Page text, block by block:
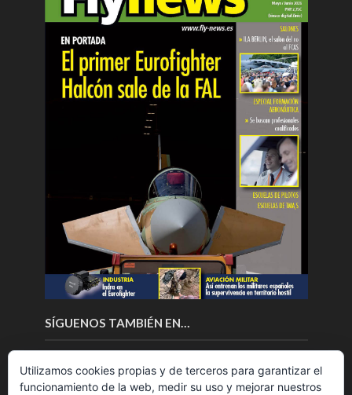
SÍGUENOS TAMBIÉN EN…
Utilizamos cookies propias y de terceros para garantizar el
funcionamiento de la web, medir su uso y mejorar nuestros